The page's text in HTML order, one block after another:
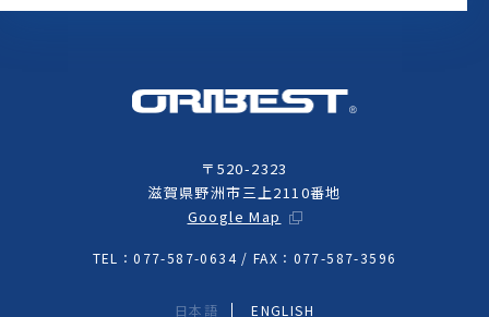
〒520-2323
滋賀県野洲市三上2110番地
Google Map
TEL：077-587-0634 / FAX：077-587-3596
日本語 ENGLISH